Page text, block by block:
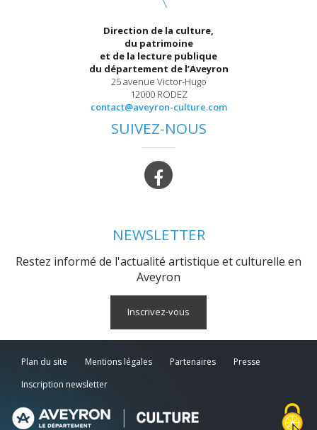
Direction de la culture,
du patrimoine
et de la lecture publique
du département de l’Aveyron
25 avenue Victor-Hugo
12000 RODEZ
contact@aveyron-culture.com
SUIVEZ-NOUS
NEWSLETTER
Restez informé de l'actualité artistique et culturelle en
Aveyron
Inscrivez-vous
Plan du site Mentions légales Partenaires
Presse
Inscription newsletter